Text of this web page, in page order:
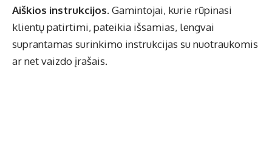
Aiškios instrukcijos. Gamintojai, kurie rūpinasi
klientų patirtimi, pateikia išsamias, lengvai
suprantamas surinkimo instrukcijas su nuotraukomis
ar net vaizdo įrašais.